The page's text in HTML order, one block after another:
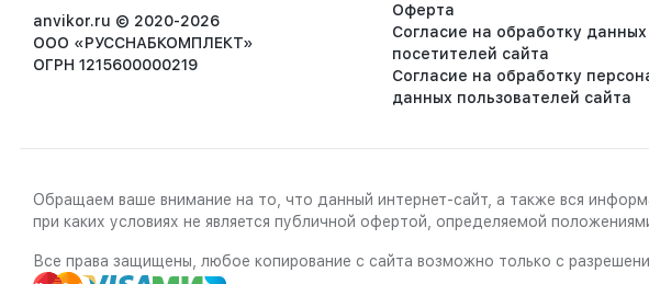
anvikor.ru © 2020-2026
ООО «РУССНАБКОМПЛЕКТ»
ОГРН 1215600000219
Оферта
Согласие на обработку данных
посетителей сайта
Согласие на обработку
данных пользователей сайта
Обращаем ваше внимание на то, что данный интернет-сайт, а также вся
при каких условиях не является публичной офертой, определяемой
Все права защищены, любое копирование с сайта возможно только с